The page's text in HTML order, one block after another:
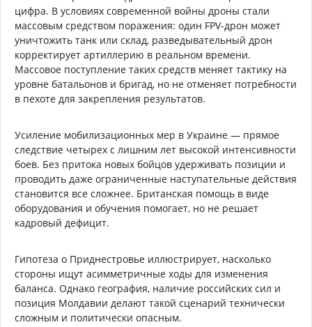
цифра. В условиях современной войны дроны стали
массовым средством поражения: один FPV-дрон может
уничтожить танк или склад, разведывательный дрон
корректирует артиллерию в реальном времени.
Массовое поступление таких средств меняет тактику на
уровне батальонов и бригад, но не отменяет потребности
в пехоте для закрепления результатов.
Усиление мобилизационных мер в Украине — прямое
следствие четырех с лишним лет высокой интенсивности
боев. Без притока новых бойцов удерживать позиции и
проводить даже ограниченные наступательные действия
становится все сложнее. Британская помощь в виде
оборудования и обучения помогает, но не решает
кадровый дефицит.
Гипотеза о Приднестровье иллюстрирует, насколько
стороны ищут асимметричные ходы для изменения
баланса. Однако география, наличие российских сил и
позиция Молдавии делают такой сценарий технически
сложным и политически опасным.